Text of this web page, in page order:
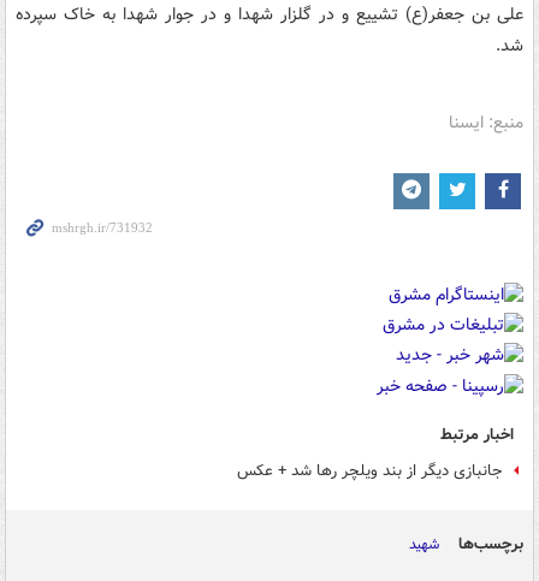
علی بن جعفر(ع) تشییع و در گلزار شهدا و در جوار شهدا به خاک سپرده
شد.
منبع: ایسنا
اخبار مرتبط
جانبازی دیگر از بند ویلچر رها شد + عکس
برچسب‌ها شهید